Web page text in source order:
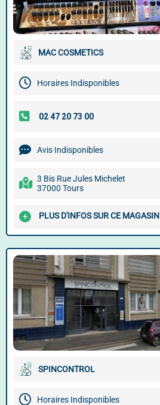
MAC COSMETICS
Horaires Indisponibles
Avis Indisponibles
3 Bis Rue Jules Michelet
37000 Tours
PLUS D'INFOS SUR CE MAGASIN
SPINCONTROL
Horaires Indisponibles